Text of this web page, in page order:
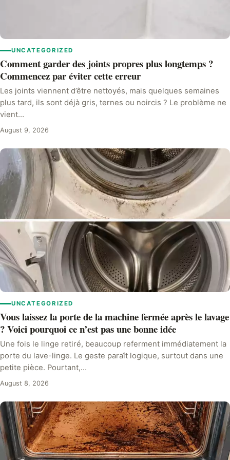
UNCATEGORIZED
Comment garder des joints propres plus longtemps ?
Commencez par éviter cette erreur
Les joints viennent d’être nettoyés, mais quelques semaines
plus tard, ils sont déjà gris, ternes ou noircis ? Le problème ne
vient…
August 9, 2026
UNCATEGORIZED
Vous laissez la porte de la machine fermée après le lavage
? Voici pourquoi ce n’est pas une bonne idée
Une fois le linge retiré, beaucoup referment immédiatement la
porte du lave-linge. Le geste paraît logique, surtout dans une
petite pièce. Pourtant,…
August 8, 2026